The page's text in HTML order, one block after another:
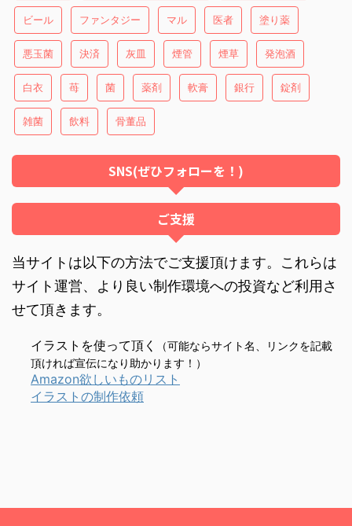
ビール ファンタジー マル 医者 塗り薬
悪玉菌 決済 灰皿 煙管 煙草 発泡酒
白衣 苺 菌 薬剤 軟膏 銀行 錠剤
雑菌 飲料 骨董品
SNS(ぜひフォローを！)
ご支援
当サイトは以下の方法でご支援頂けます。これらは
サイト運営、より良い制作環境への投資など利用さ
せて頂きます。
イラストを使って頂く
（可能ならサイト名、リンクを記載
頂ければ宣伝になり助かります！）
Amazon欲しいものリスト
イラストの制作依頼